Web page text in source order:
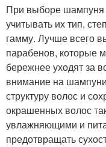
При выборе
учитывать их тип,
гамму. Лучше всего
парабенов, которые
бережнее уходят за
внимание на
структуру волос и
окрашенных волос
увлажняющими и
предотвращать